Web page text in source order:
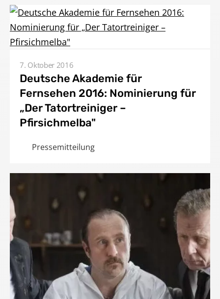
7. Oktober 2016
Deutsche Akademie für
Fernsehen 2016: Nominierung für
„Der Tatortreiniger –
Pfirsichmelba"
Pressemitteilung